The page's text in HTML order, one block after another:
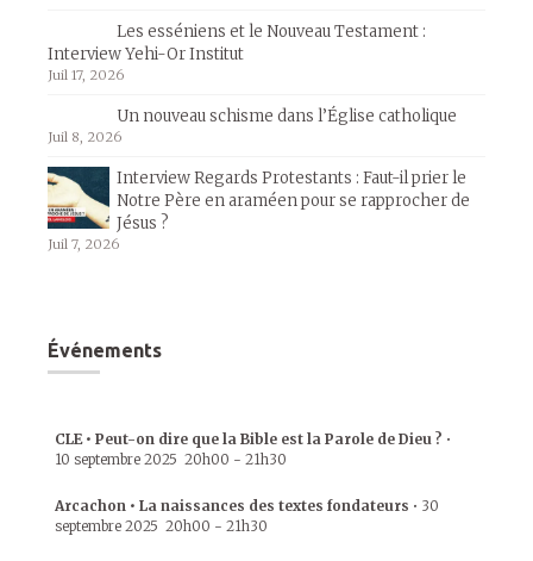
Les esséniens et le Nouveau Testament :
Interview Yehi-Or Institut
Juil 17, 2026
Un nouveau schisme dans l’Église catholique
Juil 8, 2026
Interview Regards Protestants : Faut-il prier le
Notre Père en araméen pour se rapprocher de
Jésus ?
Juil 7, 2026
Événements
CLE • Peut-on dire que la Bible est la Parole de Dieu ? •
10 septembre 2025 20h00 - 21h30
Arcachon • La naissances des textes fondateurs • 30
septembre 2025 20h00 - 21h30